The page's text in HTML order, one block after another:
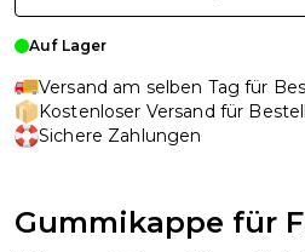
Auf Lager
Versand am selben Tag für
Kostenloser Versand für
Sichere Zahlungen
Gummikappe für